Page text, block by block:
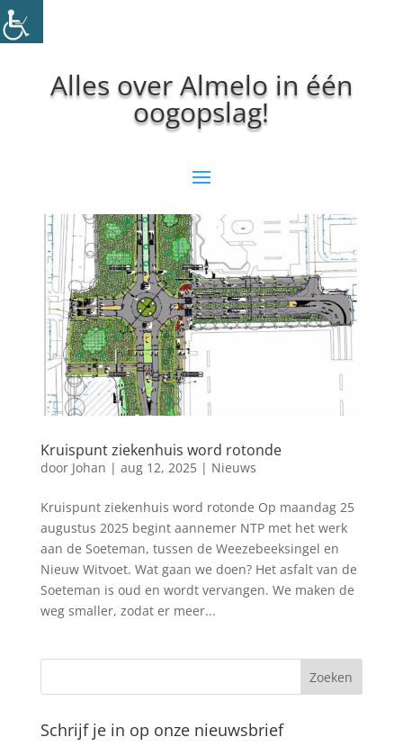
Alles over Almelo in één
oogopslag!
Kruispunt ziekenhuis word rotonde
door Johan | aug 12, 2025| Nieuws
Kruispunt ziekenhuis word rotonde Op maandag 25
augustus 2025 begint aannemer NTP met het werk
aan de Soeteman, tussen de Weezebeeksingel en
Nieuw Witvoet. Wat gaan we doen? Het asfalt van de
Soeteman is oud en wordt vervangen. We maken de
weg smaller, zodat er meer...
Schrijf je in op onze nieuwsbrief